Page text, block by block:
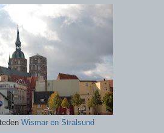
Wismar en Stralsund